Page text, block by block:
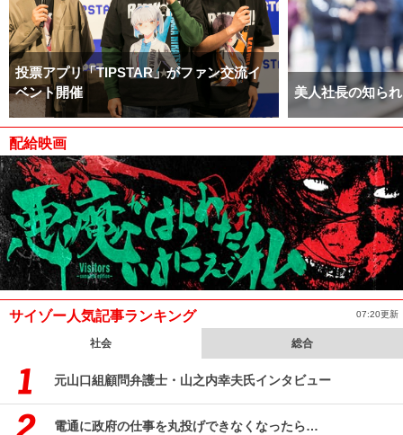
投票アプリ「TIPSTAR」がファン交流イ
ベント開催
美人社長の知ら
配給映画
サイゾー人気記事ランキング 07:20更新
社会 総合
元山口組顧問弁護士・山之内幸夫氏インタビュー
電通に政府の仕事を丸投げできなくなったら…